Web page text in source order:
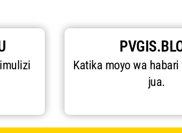
Katika moyo wa
jua.